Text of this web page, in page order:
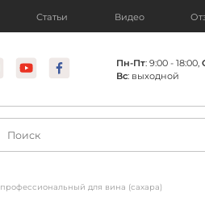
Статьи Видео
Пн-Пт: 9:00 - 18:00,
Вс: выходной
для вина (сахара)